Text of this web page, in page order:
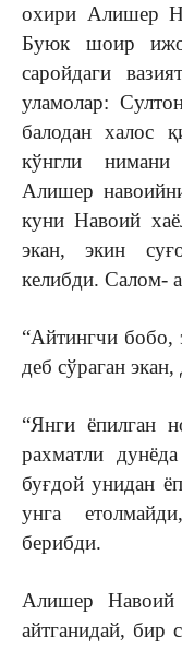
охири Алишер
Буюк шоир
саройдаги
уламолар:
балодан халос
кўнгли нимани
Алишер
куни Навоий
экан, экин
келибди. Салом-
“Айтингчи бобо,
деб сўраган
“Янги ёпилган
рахматли
буғдой унидан
унга
берибди.
Алишер Навоий
айтганидай, бир